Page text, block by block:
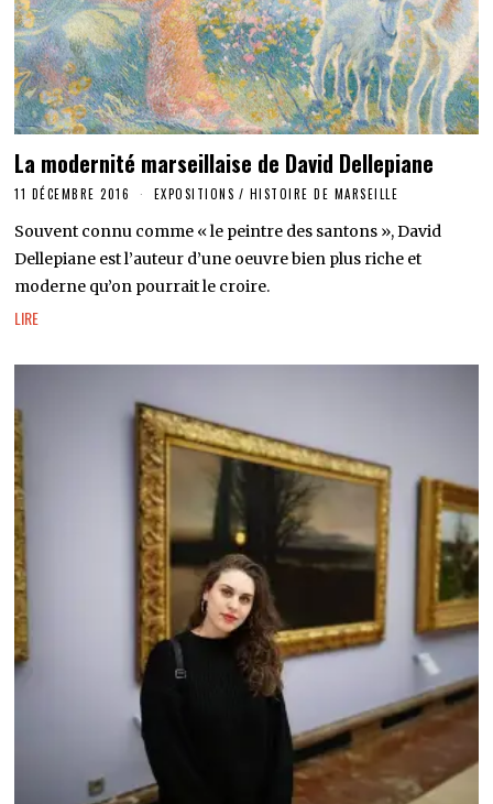
La modernité marseillaise de David Dellepiane
11 DÉCEMBRE 2016 EXPOSITIONS / HISTOIRE DE MARSEILLE
Souvent connu comme « le peintre des santons », David
Dellepiane est l’auteur d’une oeuvre bien plus riche et
moderne qu’on pourrait le croire.
LIRE